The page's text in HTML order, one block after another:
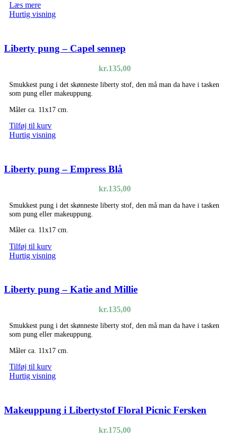
Læs mere
Hurtig visning
Liberty pung – Capel sennep
kr.135,00
Smukkest pung i det skønneste liberty stof, den må man da have i tasken
som pung eller makeuppung.
Måler ca. 11x17 cm.
Tilføj til kurv
Hurtig visning
Liberty pung – Empress Blå
kr.135,00
Smukkest pung i det skønneste liberty stof, den må man da have i tasken
som pung eller makeuppung.
Måler ca. 11x17 cm.
Tilføj til kurv
Hurtig visning
Liberty pung – Katie and Millie
kr.135,00
Smukkest pung i det skønneste liberty stof, den må man da have i tasken
som pung eller makeuppung.
Måler ca. 11x17 cm.
Tilføj til kurv
Hurtig visning
Makeuppung i Libertystof Floral Picnic Fersken
kr.175,00